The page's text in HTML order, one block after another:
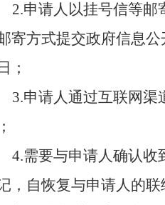
2.申请人以挂号信等
寄方式提交政府信息
；
3.申请人通过互联网
4.需要与申请人确认
，自恢复与申请人的